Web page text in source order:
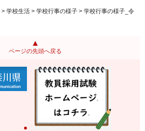
> 学校生活 > 学校行事の様子 > 学校行事の様子_令
ページの先頭へ戻る